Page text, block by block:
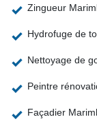
Zingueur
Hydrofuge de
Nettoyage de
Peintre
Façadier